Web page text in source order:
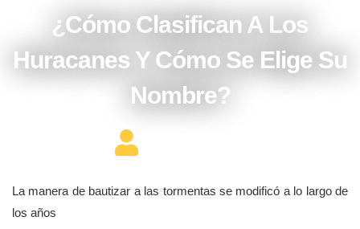
¿Cómo Clasifican A Los
Huracanes Y Cómo Se Elige Su
Nombre?
La manera de bautizar a las tormentas se modificó a lo largo de
los años